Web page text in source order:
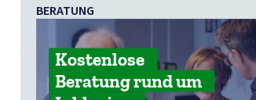
BERATUNG
Kostenlose
Beratung rund um